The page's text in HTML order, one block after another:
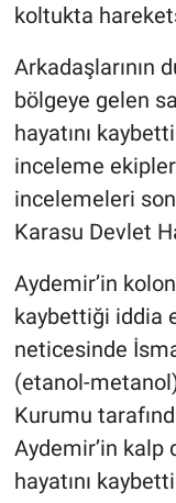
koltukta
Arkadaşlarının
bölgeye gelen
hayatını
inceleme
incelemeleri
Karasu Devlet
Aydemir’in
kaybettiği iddia
neticesinde
(etanol-
Kurumu
Aydemir’in kalp
hayatını